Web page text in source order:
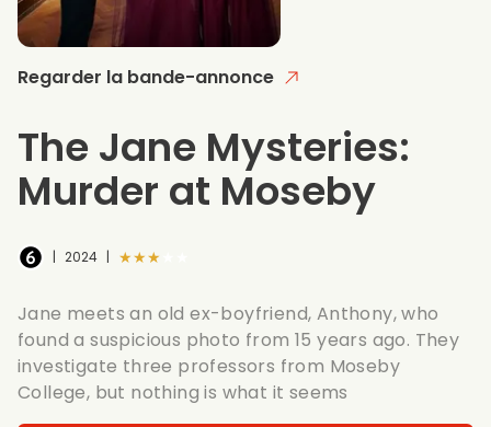
Regarder la bande-annonce
The Jane Mysteries:
Murder at Moseby
| 2024 | ★★★★★
Jane meets an old ex-boyfriend, Anthony, who
found a suspicious photo from 15 years ago. They
investigate three professors from Moseby
College, but nothing is what it seems